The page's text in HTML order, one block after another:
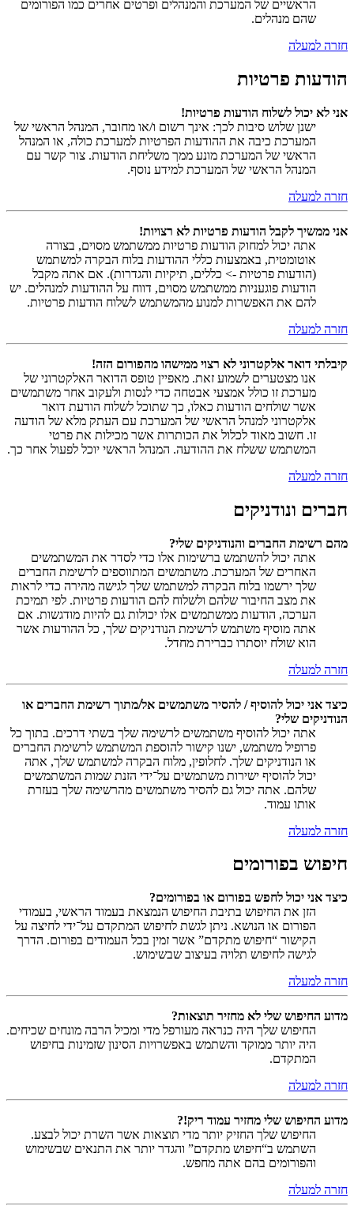
הראשיים של המערכת והמנהלים ופרטים אחרים כמו הפורומים
שהם מנהלים.
חזרה למעלה
הודעות פרטיות
אני לא יכול לשלוח הודעות פרטיות!
ישנן שלוש סיבות לכך: אינך רשום ו/או מחובר, המנהל הראשי של
המערכת כיבה את ההודעות הפרטיות למערכת כולה, או המנהל
הראשי של המערכת מונע ממך משליחת הודעות. צור קשר עם
המנהל הראשי של המערכת למידע נוסף.
חזרה למעלה
אני ממשיך לקבל הודעות פרטיות לא רצויות!
אתה יכול למחוק הודעות פרטיות ממשתמש מסוים, בצורה
אוטומטית, באמצעות כללי ההודעות בלוח הבקרה למשתמש
(הודעות פרטיות -> כללים, תיקיות והגדרות). אם אתה מקבל
הודעות פוגעניות ממשתמש מסוים, דווח על ההודעות למנהלים. יש
להם את האפשרות למנוע מהמשתמש לשלוח הודעות פרטיות.
חזרה למעלה
קיבלתי דואר אלקטרוני לא רצוי ממישהו מהפורום הזה!
אנו מצטערים לשמוע זאת. מאפיין טופס הדואר האלקטרוני של
מערכת זו כולל אמצעי אבטחה כדי לנסות ולעקוב אחר משתמשים
אשר שולחים הודעות כאלו, כך שתוכל לשלוח הודעת דואר
אלקטרוני למנהל הראשי של המערכת עם העתק מלא של הודעה
זו. חשוב מאוד לכלול את הכותרות אשר מכילות את פרטי
המשתמש ששלח את ההודעה. המנהל הראשי יוכל לפעול אחר כך.
חזרה למעלה
חברים ונודניקים
מהם רשימת החברים והנודניקים שלי?
אתה יכול להשתמש ברשימות אלו כדי לסדר את המשתמשים
האחרים של המערכת. משתמשים המתווספים לרשימת החברים
שלך ירשמו בלוח הבקרה למשתמש שלך לגישה מהירה כדי לראות
את מצב החיבור שלהם ולשלוח להם הודעות פרטיות. לפי תמיכת
הערכה, הודעות ממשתמשים אלו יכולות גם להיות מודגשות. אם
אתה מוסיף משתמש לרשימת הנודניקים שלך, כל ההודעות אשר
הוא שולח יוסתרו כברירת מחדל.
חזרה למעלה
כיצד אני יכול להוסיף / להסיר משתמשים אל/מתוך רשימת החברים או
הנודניקים שלי?
אתה יכול להוסיף משתמשים לרשימה שלך בשתי דרכים. בתוך כל
פרופיל משתמש, ישנו קישור להוספת המשתמש לרשימת החברים
או הנודניקים שלך. לחלופין, מלוח הבקרה למשתמש שלך, אתה
יכול להוסיף ישירות משתמשים על־ידי הזנת שמות המשתמשים
שלהם. אתה יכול גם להסיר משתמשים מהרשימה שלך בעזרת
אותו עמוד.
חזרה למעלה
חיפוש בפורומים
כיצד אני יכול לחפש בפורום או בפורומים?
הזן את החיפוש בתיבת החיפוש הנמצאת בעמוד הראשי, בעמודי
הפורום או הנושא. ניתן לגשת לחיפוש המתקדם על־ידי לחיצה על
הקישור “חיפוש מתקדם” אשר זמין בכל העמודים בפורום. הדרך
לגישה לחיפוש תלויה בעיצוב שבשימוש.
חזרה למעלה
מדוע החיפוש שלי לא מחזיר תוצאות?
החיפוש שלך היה כנראה מעורפל מדי ומכיל הרבה מונחים שכיחים.
היה יותר ממוקד והשתמש באפשרויות הסינון שזמינות בחיפוש
המתקדם.
חזרה למעלה
מדוע החיפוש שלי מחזיר עמוד ריק!?
החיפוש שלך החזיק יותר מדי תוצאות אשר השרת יכול לבצע.
השתמש ב“חיפוש מתקדם” והגדר יותר את התנאים שבשימוש
והפורומים בהם אתה מחפש.
חזרה למעלה